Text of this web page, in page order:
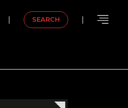
SEARCH